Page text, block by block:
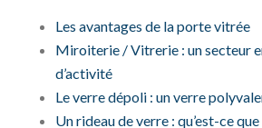
Les avantages de la porte vitrée
Miroiterie / Vitrerie : un secteur
d’activité
Le verre dépoli : un verre
Un rideau de verre : qu’est-ce que